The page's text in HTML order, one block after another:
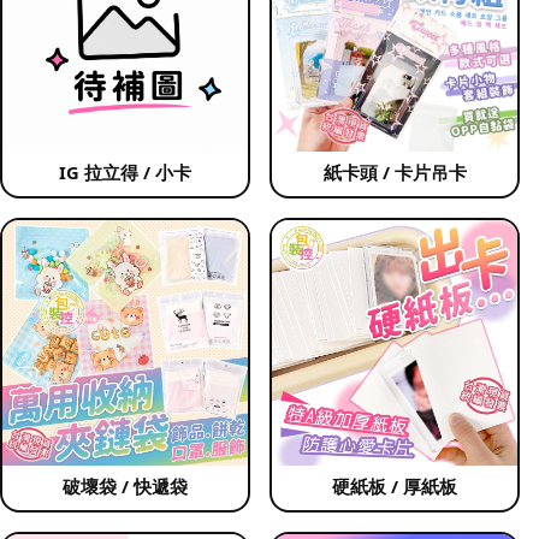
IG 拉立得 / 小卡 紙卡頭 / 卡片吊卡
破壞袋 / 快遞袋 硬紙板 / 厚紙板